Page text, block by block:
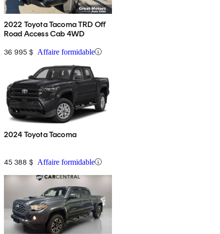
2022 Toyota Tacoma TRD Off
Road Access Cab 4WD
36 995 $ Affaire formidable
2024 Toyota Tacoma
45 388 $ Affaire formidable